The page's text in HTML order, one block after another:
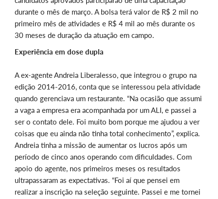
durante o mês de março. A bolsa terá valor de R$ 2 mil no
primeiro mês de atividades e R$ 4 mil ao mês durante os
30 meses de duração da atuação em campo.
Experiência em dose dupla
A ex-agente Andreia Liberalesso, que integrou o grupo na
edição 2014-2016, conta que se interessou pela atividade
quando gerenciava um restaurante. “Na ocasião que assumi
a vaga a empresa era acompanhada por um ALI, e passei a
ser o contato dele. Foi muito bom porque me ajudou a ver
coisas que eu ainda não tinha total conhecimento”, explica.
Andreia tinha a missão de aumentar os lucros após um
período de cinco anos operando com dificuldades. Com
apoio do agente, nos primeiros meses os resultados
ultrapassaram as expectativas. “Foi aí que pensei em
realizar a inscrição na seleção seguinte. Passei e me tornei